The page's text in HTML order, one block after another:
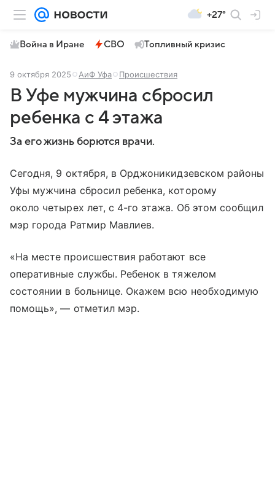
+27°
Война в Иране СВО Топливный кризис
9 октября 2025 АиФ Уфа Происшествия
В Уфе мужчина сбросил
ребенка с 4 этажа
За его жизнь борются врачи.
Сегодня, 9 октября, в Орджоникидзевском районы
Уфы мужчина сбросил ребенка, которому
около четырех лет, с 4-го этажа. Об этом сообщил
мэр города Ратмир Мавлиев.
«На месте происшествия работают все
оперативные службы. Ребенок в тяжелом
состоянии в больнице. Окажем всю необходимую
помощь», — отметил мэр.